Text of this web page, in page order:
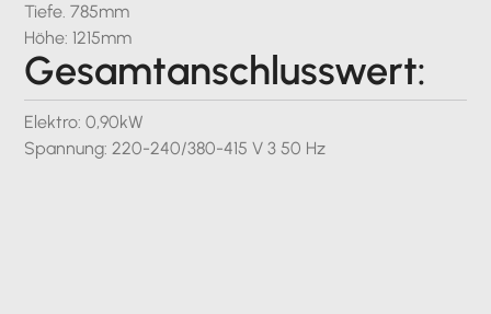
Tiefe. 785mm
Höhe: 1215mm
Gesamtanschlusswert:
Elektro: 0,90kW
Spannung: 220-240/380-415 V 3 50 Hz